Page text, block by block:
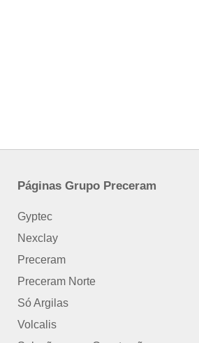
Páginas Grupo Preceram
Gyptec
Nexclay
Preceram
Preceram Norte
Só Argilas
Volcalis